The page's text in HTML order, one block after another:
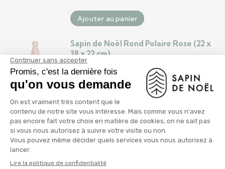
Ajouter au panier
Sapin de Noël Rond Polaire Rose (22 x
38 x 22 cm)
15.99€
Décorations de Noël Rouge
Multicouleur Plastique Foam Ananas
Sapin de Noël 18 x 18 x 30 cm